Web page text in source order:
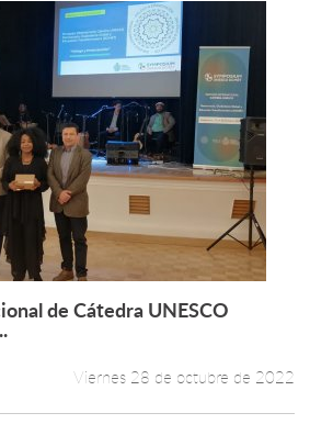
Leer más +
de Cátedra UNESCO
Viernes 28 de octubre de 2022